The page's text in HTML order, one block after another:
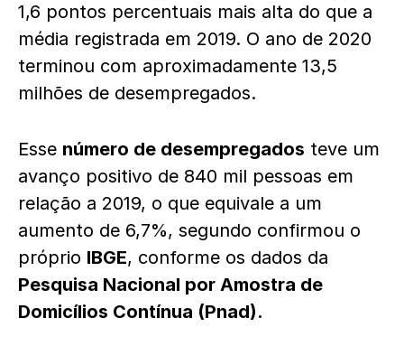
1,6 pontos percentuais mais alta do que a
média registrada em 2019. O ano de 2020
terminou com aproximadamente 13,5
milhões de desempregados.
Esse número de desempregados teve um
avanço positivo de 840 mil pessoas em
relação a 2019, o que equivale a um
aumento de 6,7%, segundo confirmou o
próprio IBGE, conforme os dados da
Pesquisa Nacional por Amostra de
Domicílios Contínua (Pnad).